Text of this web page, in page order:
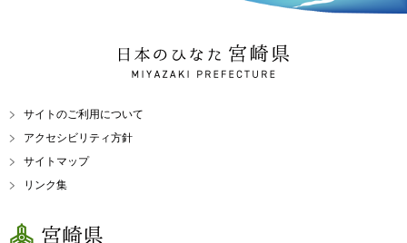
日本のひなた 宮崎県
MIYAZAKI PREFECTURE
サイトのご利用について
アクセシビリティ方針
サイトマップ
リンク集
宮崎県